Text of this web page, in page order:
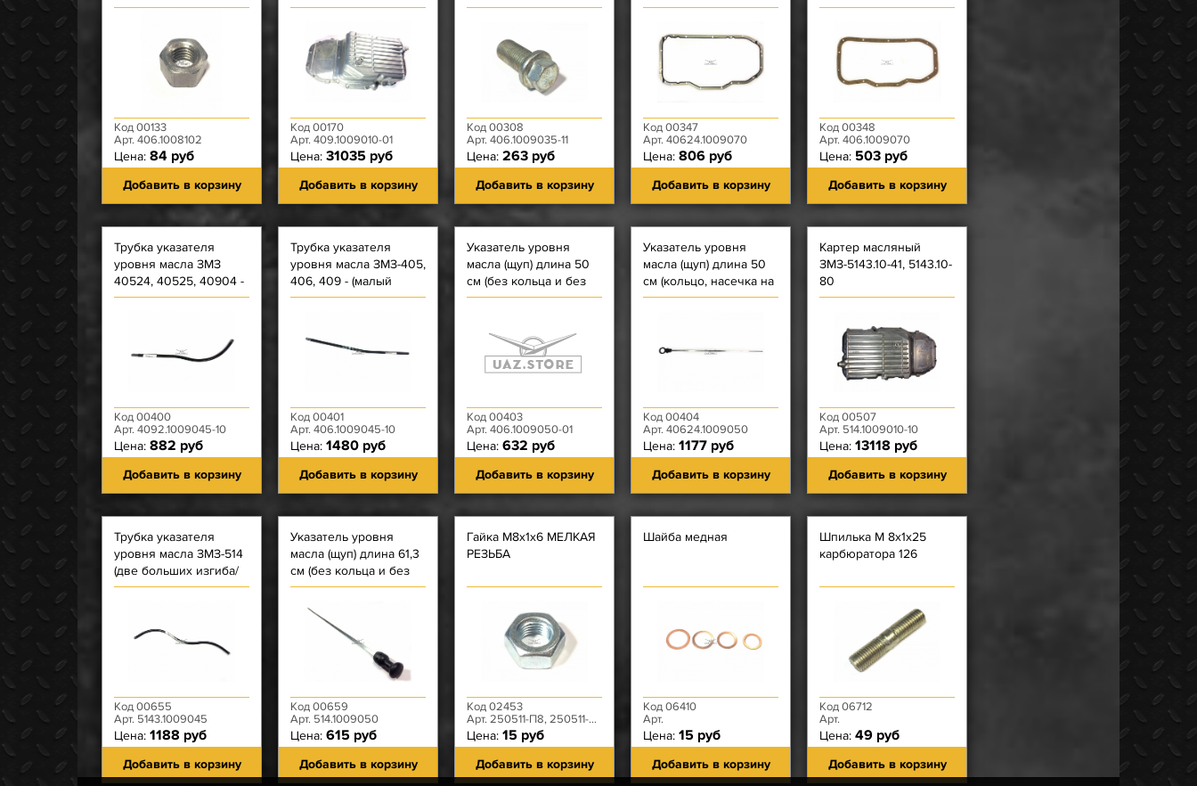
406, 409, креп. вып
Код 00133
Арт. 406.1008102
Цена: 84 руб
Добавить в корзину
Код 00170
Арт. 409.1009010-01
Цена: 31035 руб
Добавить в корзину
фланцем Ф21, под
Код 00308
Арт. 406.1009035-11
Цена: 263 руб
Добавить в корзину
ЗАВОД
Код 00347
Арт. 40624.1009070
Цена: 806 руб
Добавить в корзину
Код 00348
Арт. 406.1009070
Цена: 503 руб
Добавить в корзину
Трубка указателя
уровня масла ЗМЗ
40524, 40525, 40904 -
(большой изгиб/длина
Код 00400
Арт. 4092.1009045-10
Цена: 882 руб
Добавить в корзину
Трубка указателя
уровня масла ЗМЗ-405,
406, 409 - (малый
изгиб/длина 397 мм)
Код 00401
Арт. 406.1009045-10
Цена: 1480 руб
Добавить в корзину
Указатель уровня
масла (щуп) длина 50
см (без кольца и без
насечки) ЗМЗ-40522,
Код 00403
Арт. 406.1009050-01
Цена: 632 руб
Добавить в корзину
Указатель уровня
масла (щуп) длина 50
см (кольцо, насечка на
конце) ЗМЗ-40524.10,
Код 00404
Арт. 40624.1009050
Цена: 1177 руб
Добавить в корзину
Картер масляный
ЗМЗ-5143.10-41, 5143.10-
80
Код 00507
Арт. 514.1009010-10
Цена: 13118 руб
Добавить в корзину
Трубка указателя
уровня масла ЗМЗ-514
(две больших изгиба/
длина 48,5)
Код 00655
Арт. 5143.1009045
Цена: 1188 руб
Добавить в корзину
Указатель уровня
масла (щуп) длина 61,3
см (без кольца и без
насечки) ЗМЗ-514
Код 00659
Арт. 514.1009050
Цена: 615 руб
Добавить в корзину
Гайка М8х1х6 МЕЛКАЯ
РЕЗЬБА
Код 02453
Арт. 250511-П8, 250511-П29
Цена: 15 руб
Добавить в корзину
Шайба медная
Код 06410
Арт.
Цена: 15 руб
Добавить в корзину
Шпилька М 8х1х25
карбюратора 126
Код 06712
Арт.
Цена: 49 руб
Добавить в корзину